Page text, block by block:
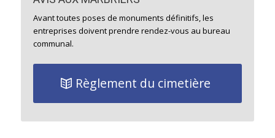
Avant toutes poses de monuments définitifs, les
entreprises doivent prendre rendez-vous au bureau
communal.
Règlement du cimetière
Courriel Administration
Contactez Nous